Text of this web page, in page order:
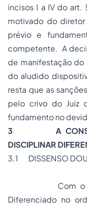
incisos I a IV do
motivado do
prévio e
competente. A
de manifestação do
do aludido
resta que as
pelo crivo do Juiz
fundamento no
3 A
DISCIPLINAR
3.1 DISSENSO
Com o
Diferenciado no